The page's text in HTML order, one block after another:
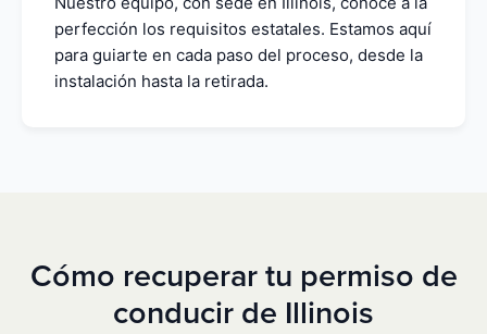
perfección los requisitos estatales. Estamos aquí
para guiarte en cada paso del proceso, desde la
instalación hasta la retirada.
Cómo recuperar tu permiso de
conducir de Illinois